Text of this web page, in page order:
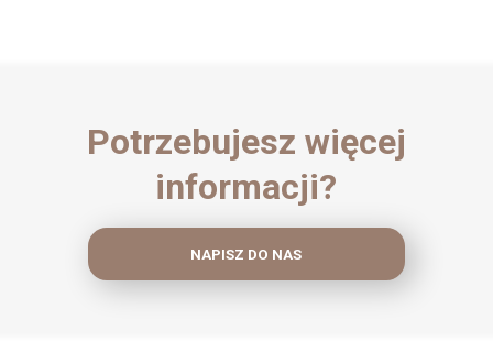
Potrzebujesz więcej
informacji?
NAPISZ DO NAS